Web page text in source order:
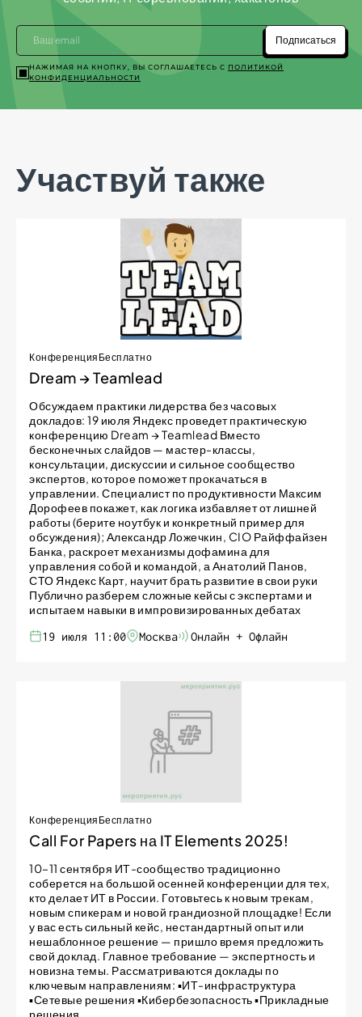
Подписаться
НАЖИМАЯ НА КНОПКУ, ВЫ СОГЛАШАЕТЕСЬ С ПОЛИТИКОЙ
КОНФИДЕНЦИАЛЬНОСТИ
Участвуй также
Конференция Бесплатно
Dream → Teamlead
Обсуждаем практики лидерства без часовых
докладов: 19 июля Яндекс проведет практическую
конференцию Dream → Teamlead Вместо
бесконечных слайдов — мастер-классы,
консультации, дискуссии и сильное сообщество
экспертов, которое поможет прокачаться в
управлении. Специалист по продуктивности Максим
Дорофеев покажет, как логика избавляет от лишней
работы (берите ноутбук и конкретный пример для
обсуждения); Александр Ложечкин, CIO Райффайзен
Банка, раскроет механизмы дофамина для
управления собой и командой, а Анатолий Панов,
СТО Яндекс Карт, научит брать развитие в свои руки
Публично разберем сложные кейсы с экспертами и
испытаем навыки в импровизированных дебатах
19 июля 11:00
Москва Онлайн + Офлайн
Конференция Бесплатно
Call For Papers на IT Elements 2025!
10–11 сентября ИТ-сообщество традиционно
соберется на большой осенней конференции для тех,
кто делает ИТ в России. Готовьтесь к новым трекам,
новым спикерам и новой грандиозной площадке! Если
у вас есть сильный кейс, нестандартный опыт или
нешаблонное решение — пришло время предложить
свой доклад. Главное требование — экспертность и
новизна темы. Рассматриваются доклады по
ключевым направлениям: ▪ИТ-инфраструктура
▪Сетевые решения ▪Кибербезопасность ▪Прикладные
решения